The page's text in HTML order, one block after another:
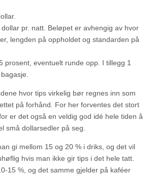
pr. natt. Beløpet er avhengig av hvor
lengden på oppholdet og standarden på
prosent, eventuelt runde opp. I tillegg 1
hvor tips virkelig bør regnes inn som
på forhånd. For her forventes det stort
er det også en veldig god idé hele tiden å
små dollarsedler på seg.
gi mellom 15 og 20 % i driks, og det vil
hvis man ikke gir tips i det hele tatt.
15 %, og det samme gjelder på kaféer